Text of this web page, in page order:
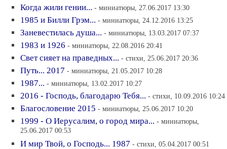
Когда жили гении... - миниатюры, 27.06.2017 13:30
1985 и Билли Грэм... - миниатюры, 24.12.2016 13:25
Заневестилась душа... - миниатюры, 13.03.2017 07:37
1983 и 1926 - миниатюры, 22.08.2016 20:41
Свет сияет на праведных... - стихи, 25.06.2017 20:36
Путь... 2017 - миниатюры, 21.05.2017 10:28
1987... - миниатюры, 13.02.2017 10:27
2016 - Господь, благодарю Тебя... - стихи, 10.09.2016 10:24
Благословение 2015 - миниатюры, 25.06.2017 10:20
1999 - О Иерусалим, о город мира... - миниатюры,
25.06.2017 00:53
И мир Твой, о Господь... 1987 - стихи, 05.04.2017 00:51